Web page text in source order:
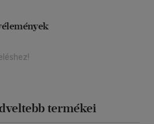
termékei